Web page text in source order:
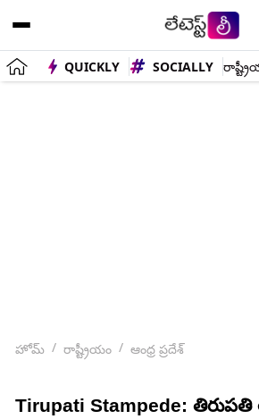
QUICKLY SOCIALLY
హోమ్ రాష్ట్రీయం ఆంధ్ర ప్రదేశ్
Tirupati Stampede: